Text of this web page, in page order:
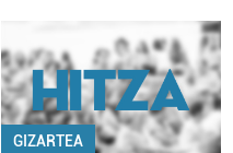
GIZARTEA